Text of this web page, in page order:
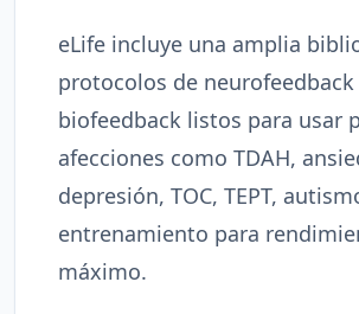
eLife incluye una amplia
protocolos de neurofeedback
biofeedback listos para usar
afecciones como TDAH,
depresión, TOC, TEPT,
entrenamiento para
máximo.